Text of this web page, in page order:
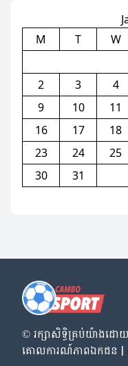
M
T W
2
3 4
9
10 11
16
17 18
23
24 25
30
31
© រក្សា​សិទ្ធិ​គ្រប់​យ៉ាង​ដ
គោលការណ៍​ភាព​ឯកជន